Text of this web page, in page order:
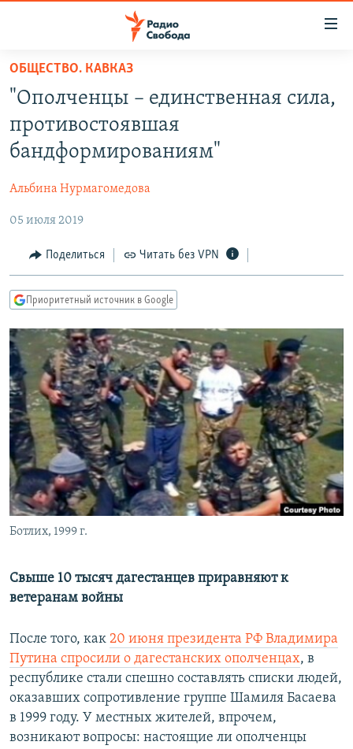
упрощенного
доступа
основному
Вернутся
навигации
Вернутся
поиску
ПРОГРАММЫ
АВТОРСКИЕ ПРОЕКТЫ
МНЕНИЯ
КУЛЬТУРА
IDEL.РЕАЛИИ
СЕВЕР.РЕАЛИИ
СИБИРЬ.РЕАЛИИ
РАСПИСАНИЕ ВЕЩАНИЯ
ПОДПИШИТЕСЬ НА РАССЫЛКУ
СОЦИАЛЬНЫЕ СЕТИ
ОБЩЕСТВО. КАВКАЗ
"Ополченцы – единственная сила,
противостоявшая
бандформированиям"
Альбина Нурмагомедова
05 июля 2019
Поделиться Читать без VPN
Приоритетный источник в Google
Ботлих, 1999 г.
Свыше 10 тысяч дагестанцев приравняют к
ветеранам войны
После того, как 20 июня президента РФ Владимира
Путина спросили о дагестанских ополченцах, в
республике стали спешно составлять списки людей,
оказавших сопротивление группе Шамиля Басаева
в 1999 году. У местных жителей, впрочем,
возникают вопросы: настоящие ли ополченцы